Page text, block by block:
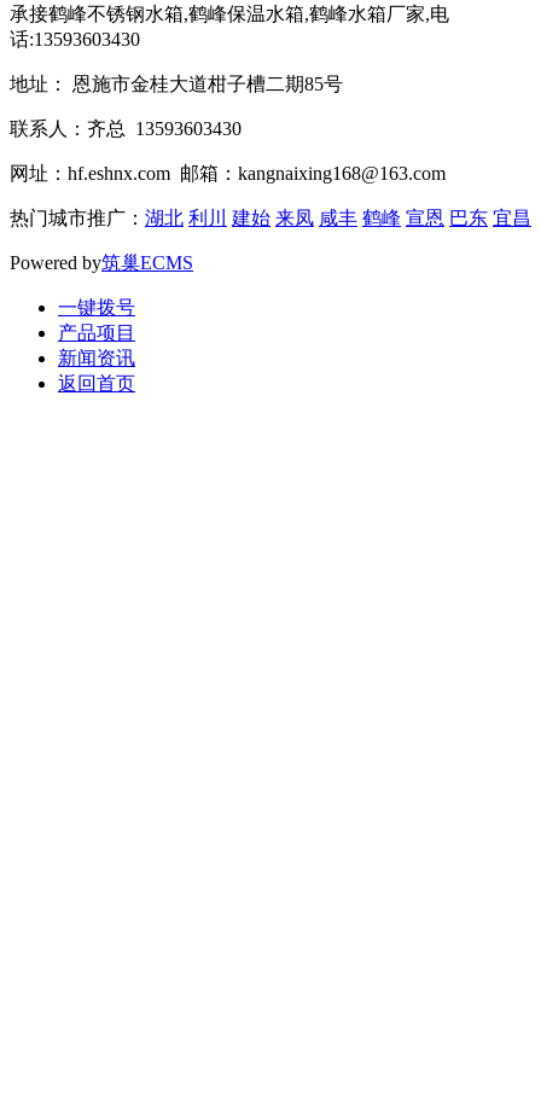
承接鹤峰不锈钢水箱,鹤峰保温水箱,鹤峰水箱厂家,电
话:13593603430
地址： 恩施市金桂大道柑子槽二期85号
联系人：齐总 13593603430
网址：hf.eshnx.com 邮箱：kangnaixing168@163.com
热门城市推广： 湖北 利川 建始 来凤 咸丰 鹤峰 宣恩 巴东 宜昌
Powered by筑巢ECMS
一键拨号
产品项目
新闻资讯
返回首页